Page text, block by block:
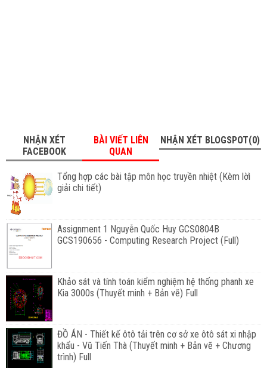
NHẬN XÉT
FACEBOOK
BÀI VIẾT LIÊN
QUAN
NHẬN XÉT BLOGSPOT(0)
Tổng hợp các bài tập môn học truyền nhiệt (Kèm lờì
giải chi tiết)
Assignment 1 Nguyễn Quốc Huy GCS0804B
GCS190656 - Computing Research Project (Full)
Khảo sát và tính toán kiểm nghiệm hệ thống phanh xe
Kia 3000s (Thuyết minh + Bản vẽ) Full
ĐỒ ÁN - Thiết kế ôtô tải trên cơ sở xe ôtô sát xi nhập
khẩu - Vũ Tiến Thà (Thuyết minh + Bản vẽ + Chương
trình) Full